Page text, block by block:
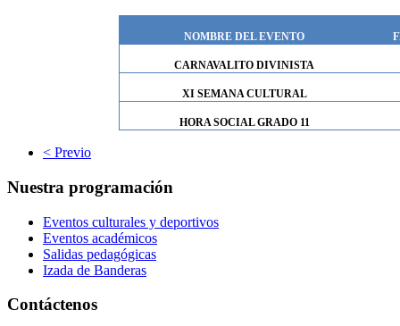
NOMBRE DEL EVENTO
CARNAVALITO DIVINISTA
XI SEMANA CULTURAL
HORA SOCIAL GRADO 11
< Previo
Nuestra programación
Eventos culturales y deportivos
Eventos académicos
Salidas pedagógicas
Izada de Banderas
Contáctenos